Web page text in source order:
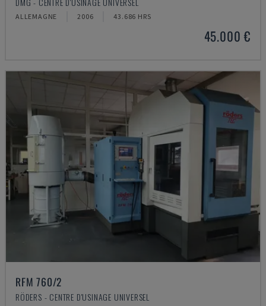
ALLEMAGNE 2006 43.686 HRS
45.000 €
RFM 760/2
RÖDERS - CENTRE D'USINAGE UNIVERSEL